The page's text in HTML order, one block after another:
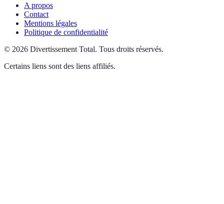
A propos
Contact
Mentions légales
Politique de confidentialité
© 2026 Divertissement Total. Tous droits réservés.
Certains liens sont des liens affiliés.